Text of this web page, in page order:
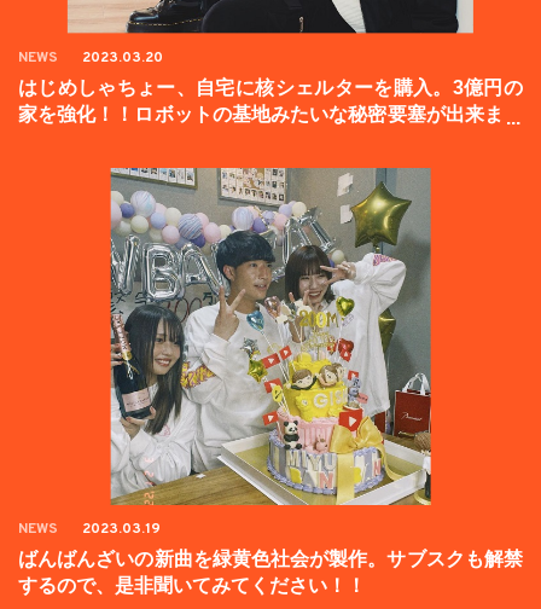
NEWS 2023.03.20
はじめしゃちょー、自宅に核シェルターを購入。3億円の
家を強化！！ロボットの基地みたいな秘密要塞が出来まし
NEWS 2023.03.19
ばんばんざいの新曲を緑黄色社会が製作。サブスクも解禁
するので、是非聞いてみてください！！